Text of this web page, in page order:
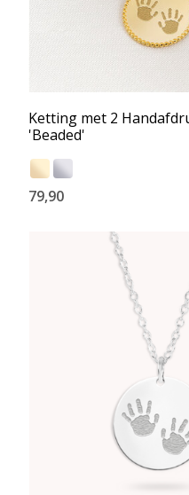
Ketting met 2
'Beaded'
79,90